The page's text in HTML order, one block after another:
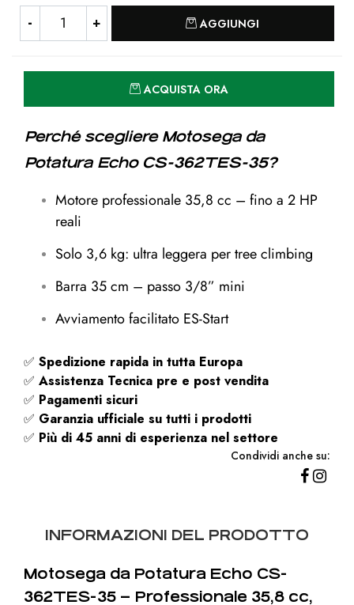
AGGIUNGI
ACQUISTA ORA
Perché scegliere Motosega da
Potatura Echo CS-362TES-35?
Motore professionale 35,8 cc – fino a 2 HP
reali
Solo 3,6 kg: ultra leggera per tree climbing
Barra 35 cm – passo 3/8” mini
Avviamento facilitato ES-Start
✅ Spedizione rapida in tutta Europa
✅ Assistenza Tecnica pre e post vendita
✅ Pagamenti sicuri
✅ Garanzia ufficiale su tutti i prodotti
✅ Più di 45 anni di esperienza nel settore
Condividi anche su:
INFORMAZIONI DEL PRODOTTO
Motosega da Potatura Echo CS-
362TES-35 – Professionale 35,8 cc,